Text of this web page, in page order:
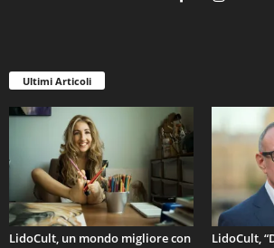
Ultimi Articoli
LidoCult, un mondo migliore con
LidoCult,